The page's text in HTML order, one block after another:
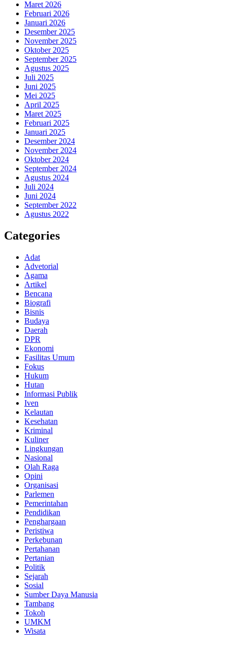
Maret 2026
Februari 2026
Januari 2026
Desember 2025
November 2025
Oktober 2025
September 2025
Agustus 2025
Juli 2025
Juni 2025
Mei 2025
April 2025
Maret 2025
Februari 2025
Januari 2025
Desember 2024
November 2024
Oktober 2024
September 2024
Agustus 2024
Juli 2024
Juni 2024
September 2022
Agustus 2022
Categories
Adat
Advetorial
Agama
Artikel
Bencana
Biografi
Bisnis
Budaya
Daerah
DPR
Ekonomi
Fasilitas Umum
Fokus
Hukum
Hutan
Informasi Publik
Iven
Kelautan
Kesehatan
Kriminal
Kuliner
Lingkungan
Nasional
Olah Raga
Opini
Organisasi
Parlemen
Pemerintahan
Pendidikan
Penghargaan
Peristiwa
Perkebunan
Pertahanan
Pertanian
Politik
Sejarah
Sosial
Sumber Daya Manusia
Tambang
Tokoh
UMKM
Wisata